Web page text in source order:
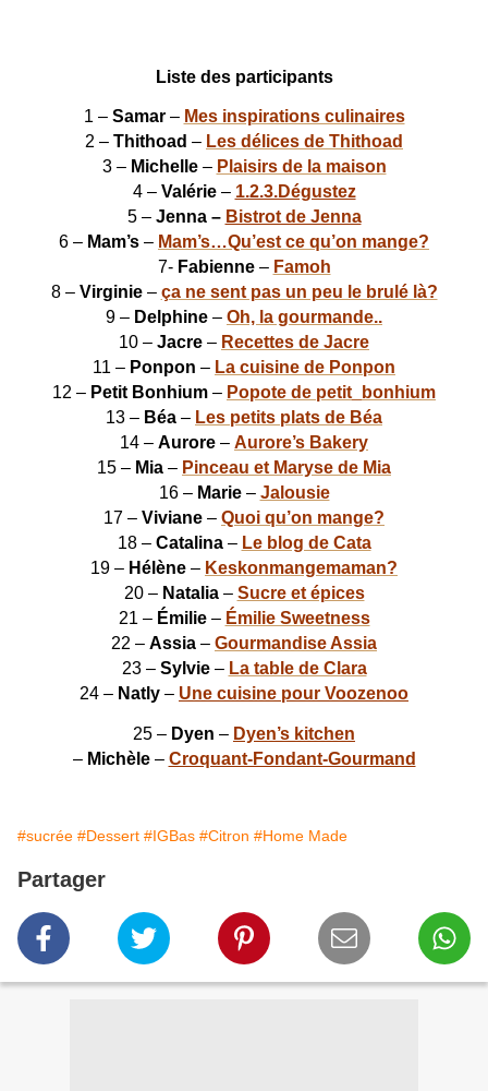
Liste des participants
1 – Samar – Mes inspirations culinaires
2 – Thithoad – Les délices de Thithoad
3 – Michelle – Plaisirs de la maison
4 – Valérie – 1.2.3.Dégustez
5 – Jenna – Bistrot de Jenna
6 – Mam’s – Mam’s…Qu’est ce qu’on mange?
7- Fabienne – Famoh
8 – Virginie – ça ne sent pas un peu le brulé là?
9 – Delphine – Oh, la gourmande..
10 – Jacre – Recettes de Jacre
11 – Ponpon – La cuisine de Ponpon
12 – Petit Bonhium – Popote de petit_bonhium
13 – Béa – Les petits plats de Béa
14 – Aurore – Aurore’s Bakery
15 – Mia – Pinceau et Maryse de Mia
16 – Marie – Jalousie
17 – Viviane – Quoi qu’on mange?
18 – Catalina – Le blog de Cata
19 – Hélène – Keskonmangemaman?
20 – Natalia – Sucre et épices
21 – Émilie – Émilie Sweetness
22 – Assia – Gourmandise Assia
23 – Sylvie – La table de Clara
24 – Natly – Une cuisine pour Voozenoo
25 – Dyen – Dyen’s kitchen
– Michèle – Croquant-Fondant-Gourmand
#sucrée #Dessert #IGBas #Citron #Home Made
Partager